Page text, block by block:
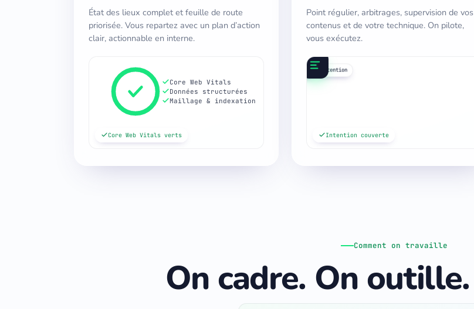
État des lieux complet et feuille de route
priorisée. Vous repartez avec un plan d’action
clair, actionnable en interne.
Core Web Vitals
Données structurées
Maillage & indexation
Core Web Vitals verts
Point régulier, arbitrages, supervision de vos
contenus et de votre technique. On pilote,
vous exécutez.
intention
Intention couverte
Comment on travaille
On cadre. On outille.